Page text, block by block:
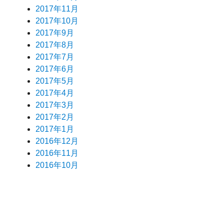
2017年11月
2017年10月
2017年9月
2017年8月
2017年7月
2017年6月
2017年5月
2017年4月
2017年3月
2017年2月
2017年1月
2016年12月
2016年11月
2016年10月